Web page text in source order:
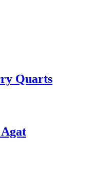
Quarts